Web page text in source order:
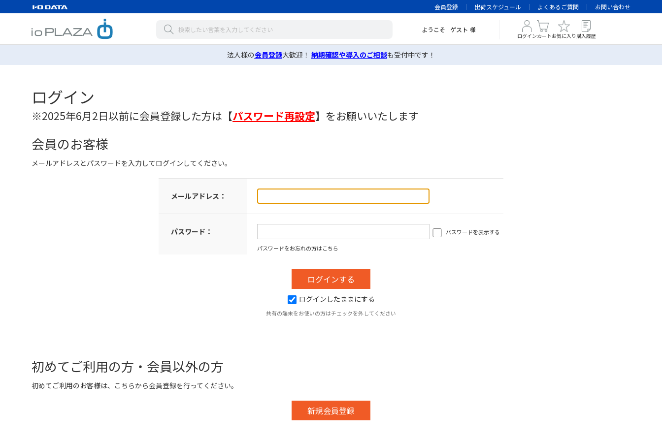
会員登録 出荷スケジュール よくあるご質問 お問い合わせ
ようこそ ゲスト 様
ログインカートお気に入り 購入履歴
法人様の会員登録大歓迎！ 納期確認や導入のご相談も受付中です！
ログイン
※2025年6月2日以前に会員登録した方は 【パスワード再設定】 をお願いいたします
会員のお客様
メールアドレスとパスワードを入力してログインしてください。
メールアドレス：
パスワード： パスワードを表示する
パスワードをお忘れの方はこちら
ログインしたままにする
共有の端末をお使いの方はチェックを外してください
初めてご利用の方・会員以外の方
初めてご利用のお客様は、こちらから会員登録を行ってください。